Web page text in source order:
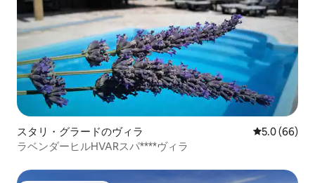
スタリ・グラードのヴィラ レビュー66
5.0 (66)
ラベンダーヒルHVARスパ****ヴィラ